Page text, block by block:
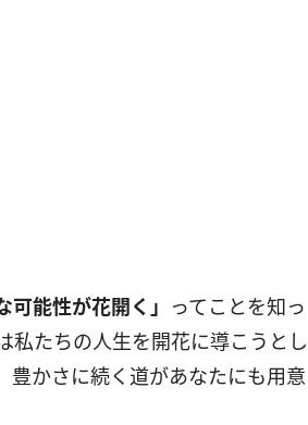
能性が花開く」 ってことを知っ
私たちの人生を開花に導こうとし
かさに続く道があなたにも用意